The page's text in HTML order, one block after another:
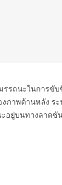
รถนะในการขั
งภาพด้านหลัง
ยู่บนทางลาดชั